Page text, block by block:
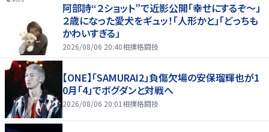
阿部詩“２ショット”で近影公開「幸せにするぞ〜」
２歳になった愛犬をギュッ！「人形かと」「どっちも
かわいすぎる」
2026/08/06 20:40相撲格闘技
【ONE】「SAMURAI2」負傷欠場の安保瑠輝也が1
0月「4」でボグダンと対戦へ
2026/08/06 20:01 相撲格闘技